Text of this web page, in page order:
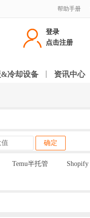
帮助手册
登录
点击注册
冷却设备 资讯中心
确定
Temu半托管 Shopify